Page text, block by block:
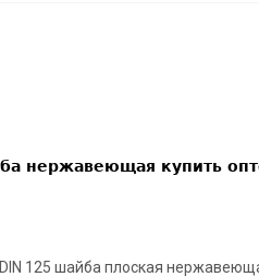
DIN 125 шайба плоская